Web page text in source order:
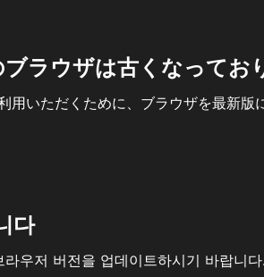
ラウザは古くなってお
いただくために、ブラウザを最新版
다
우저 버전을 업데이트하시기 바랍니다.